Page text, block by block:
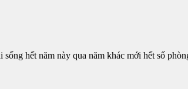
hết năm này qua năm khác mới hết số